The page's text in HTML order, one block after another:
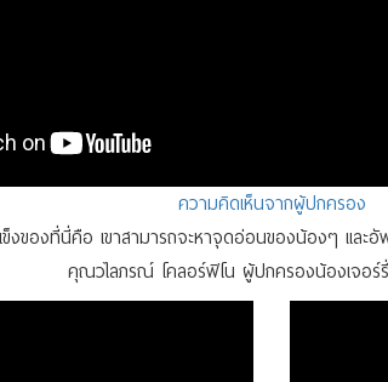
ความคิดเห็นจากผู้ปกครอง
งของที่นี่คือ เขาสามารถจะหาจุดอ่อนของน้องๆ และอั
คุณวไลภรณ์ โคลอร์ฟิโน ผู้ปกครองน้องเจอร์